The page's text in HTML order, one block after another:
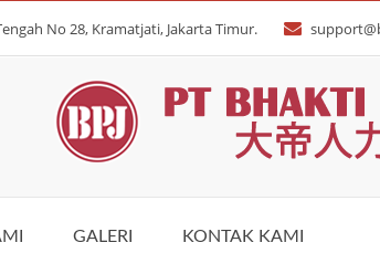
No 28, Kramatjati, Jakarta Timur.
GALERI KONTAK KAMI